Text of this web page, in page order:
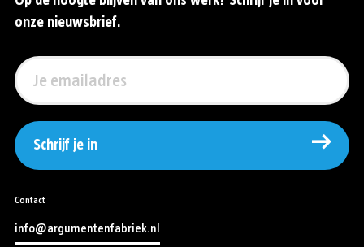
onze nieuwsbrief.
Schrijf je in
Contact
info@argumentenfabriek.nl